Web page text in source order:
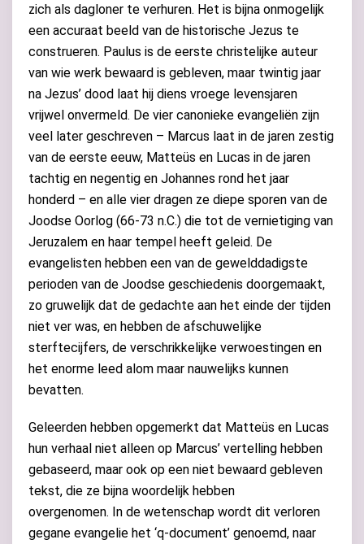
zich als dagloner te verhuren. Het is bijna onmogelijk
een accuraat beeld van de historische Jezus te
construeren. Paulus is de eerste christelijke auteur
van wie werk bewaard is gebleven, maar twintig jaar
na Jezus’ dood laat hij diens vroege levensjaren
vrijwel onvermeld. De vier canonieke evangeliën zijn
veel later geschreven – Marcus laat in de jaren zestig
van de eerste eeuw, Matteüs en Lucas in de jaren
tachtig en negentig en Johannes rond het jaar
honderd – en alle vier dragen ze diepe sporen van de
Joodse Oorlog (66-73 n.C.) die tot de vernietiging van
Jeruzalem en haar tempel heeft geleid. De
evangelisten hebben een van de gewelddadigste
perioden van de Joodse geschiedenis doorgemaakt,
zo gruwelijk dat de gedachte aan het einde der tijden
niet ver was, en hebben de afschuwelijke
sterftecijfers, de verschrikkelijke verwoestingen en
het enorme leed alom maar nauwelijks kunnen
bevatten.
Geleerden hebben opgemerkt dat Matteüs en Lucas
hun verhaal niet alleen op Marcus’ vertelling hebben
gebaseerd, maar ook op een niet bewaard gebleven
tekst, die ze bijna woordelijk hebben
overgenomen. In de wetenschap wordt dit verloren
gegane evangelie het ‘q-document’ genoemd, naar